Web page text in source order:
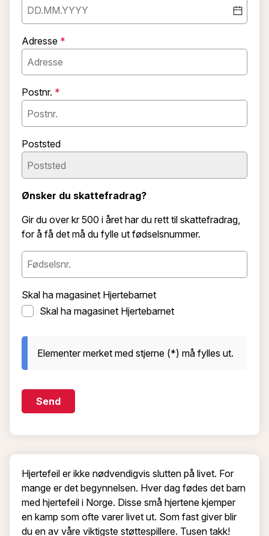
Adresse
Postnr.
Poststed
Ønsker du skattefradrag?
Gir du over kr 500 i året har du rett til skattefradrag,
for å få det må du fylle ut fødselsnummer.
Skal ha magasinet Hjertebarnet
Skal ha magasinet Hjertebarnet
Elementer merket med stjerne (*) må fylles ut.
Send
Hjertefeil er ikke nødvendigvis slutten på livet. For
mange er det begynnelsen. Hver dag fødes det barn
med hjertefeil i Norge. Disse små hjertene kjemper
en kamp som ofte varer livet ut. Som fast giver blir
du en av våre viktigste støttespillere. Tusen takk!